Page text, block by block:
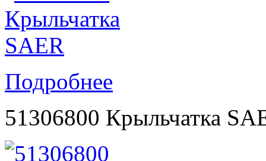
Подробнее
51306800 Крыльчатка